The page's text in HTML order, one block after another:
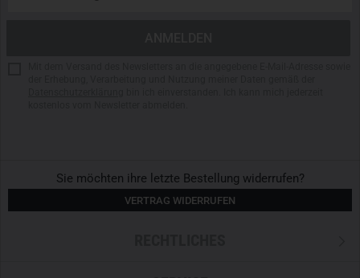
Sie möchten ihre letzte Bestellung widerrufen?
VERTRAG WIDERRUFEN